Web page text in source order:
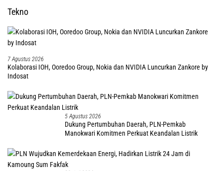
Tekno
7 Agustus 2026
Kolaborasi IOH, Ooredoo Group, Nokia dan NVIDIA Luncurkan Zankore by
Indosat
5 Agustus 2026
Dukung Pertumbuhan Daerah, PLN-Pemkab
Manokwari Komitmen Perkuat Keandalan Listrik